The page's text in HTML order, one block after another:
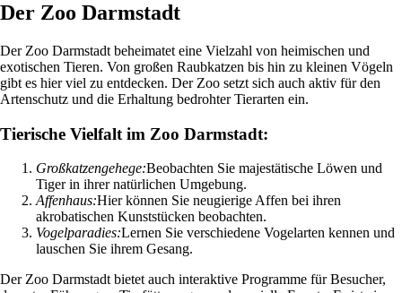
Der Zoo Darmstadt
Der Zoo Darmstadt beheimatet eine Vielzahl von heimischen und
exotischen Tieren. Von großen Raubkatzen bis hin zu kleinen Vögeln
gibt es hier viel zu entdecken. Der Zoo setzt sich auch aktiv für den
Artenschutz und die Erhaltung bedrohter Tierarten ein.
Tierische Vielfalt im Zoo Darmstadt:
Großkatzengehege:Beobachten Sie majestätische Löwen und
Tiger in ihrer natürlichen Umgebung.
Affenhaus:Hier können Sie neugierige Affen bei ihren
akrobatischen Kunststücken beobachten.
Vogelparadies:Lernen Sie verschiedene Vogelarten kennen und
lauschen Sie ihrem Gesang.
Der Zoo Darmstadt bietet auch interaktive Programme für Besucher,